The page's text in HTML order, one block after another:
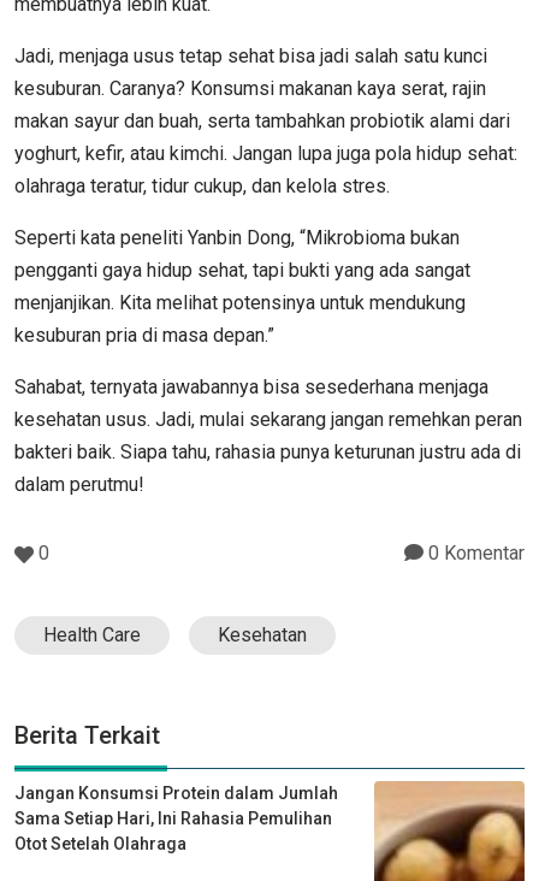
Jadi, menjaga usus tetap sehat bisa jadi salah satu kunci
kesuburan. Caranya? Konsumsi makanan kaya serat, rajin
makan sayur dan buah, serta tambahkan probiotik alami dari
yoghurt, kefir, atau kimchi. Jangan lupa juga pola hidup sehat:
olahraga teratur, tidur cukup, dan kelola stres.
Seperti kata peneliti Yanbin Dong, “Mikrobioma bukan
pengganti gaya hidup sehat, tapi bukti yang ada sangat
menjanjikan. Kita melihat potensinya untuk mendukung
kesuburan pria di masa depan.”
Sahabat, ternyata jawabannya bisa sesederhana menjaga
kesehatan usus. Jadi, mulai sekarang jangan remehkan peran
bakteri baik. Siapa tahu, rahasia punya keturunan justru ada di
dalam perutmu!
0 0 Komentar
Health Care Kesehatan
Berita Terkait
Jangan Konsumsi Protein dalam Jumlah
Sama Setiap Hari, Ini Rahasia Pemulihan
Otot Setelah Olahraga